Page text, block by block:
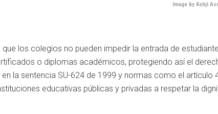
Image by Kohji
los colegios no pueden impedir la entrada de
o diplomas académicos, protegiendo así el
la sentencia SU-624 de 1999 y normas como el artículo
educativas públicas y privadas a respetar la